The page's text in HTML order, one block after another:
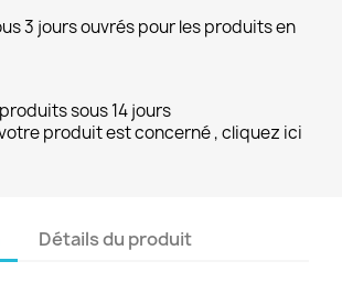
3 jours ouvrés pour les produits en
sous 14 jours
produit est concerné , cliquez ici
Détails du produit